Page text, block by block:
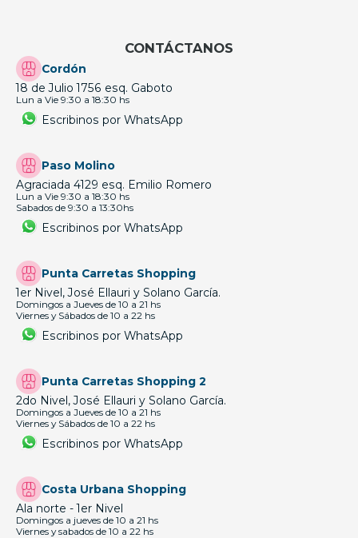
CONTÁCTANOS
Cordón
18 de Julio 1756 esq. Gaboto
Lun a Vie 9:30 a 18:30 hs
Escribinos por WhatsApp
Paso Molino
Agraciada 4129 esq. Emilio Romero
Lun a Vie 9:30 a 18:30 hs
Sabados de 9:30 a 13:30hs
Escribinos por WhatsApp
Punta Carretas Shopping
1er Nivel, José Ellauri y Solano García.
Domingos a Jueves de 10 a 21 hs
Viernes y Sábados de 10 a 22 hs
Escribinos por WhatsApp
Punta Carretas Shopping 2
2do Nivel, José Ellauri y Solano García.
Domingos a Jueves de 10 a 21 hs
Viernes y Sábados de 10 a 22 hs
Escribinos por WhatsApp
Costa Urbana Shopping
Ala norte - 1er Nivel
Domingos a jueves de 10 a 21 hs
Viernes y sabados de 10 a 22 hs